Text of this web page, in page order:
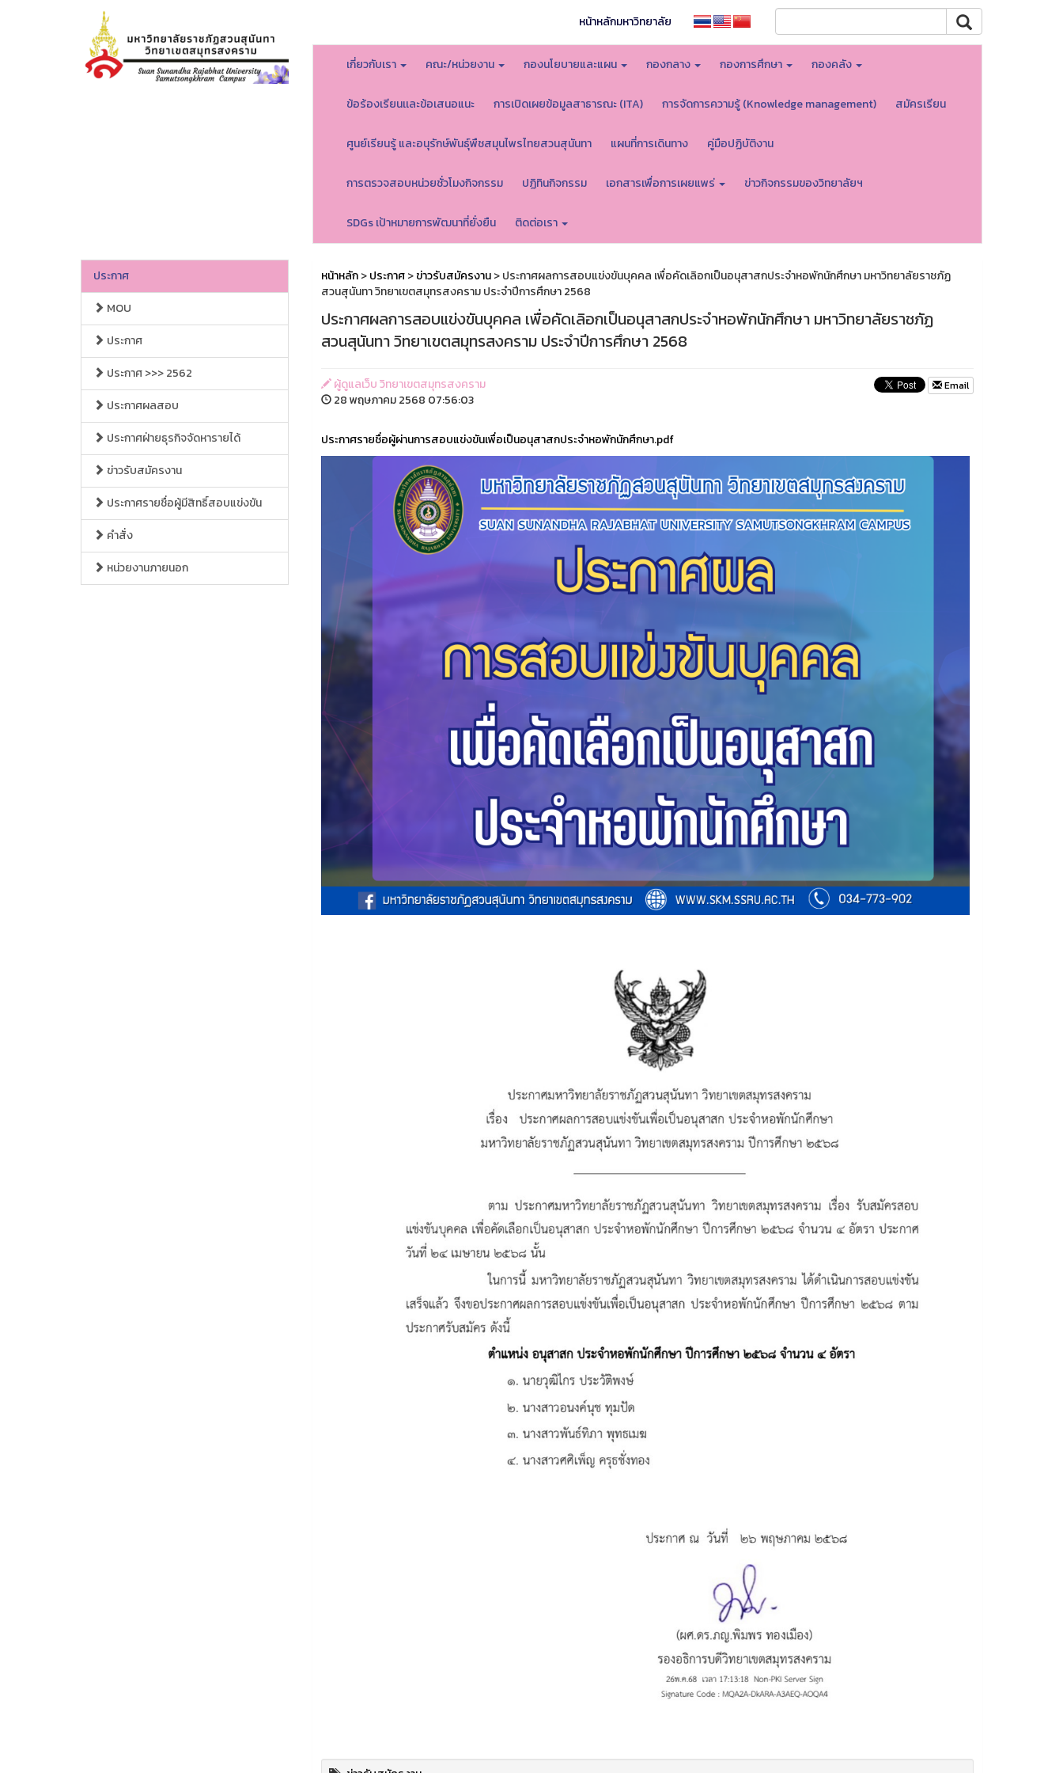
หน้าหลักมหาวิทยาลัย
เกี่ยวกับเรา คณะ/หน่วยงาน กองนโยบายและแผน กองกลาง กองการศึกษา กองคลัง
ข้อร้องเรียนเเละข้อเสนอแนะ การเปิดเผยข้อมูลสาธารณะ (ITA) การจัดการความรู้ (Knowledge management) สมัครเรียน
ศูนย์เรียนรู้ และอนุรักษ์พันธุ์พืชสมุนไพรไทยสวนสุนันทา แผนที่การเดินทาง คู่มือปฏิบัติงาน
การตรวจสอบหน่วยชั่วโมงกิจกรรม ปฏิทินกิจกรรม เอกสารเพื่อการเผยแพร่ ข่าวกิจกรรมของวิทยาลัยฯ
SDGs เป้าหมายการพัฒนาที่ยั่งยืน ติดต่อเรา
ประกาศ
MOU
ประกาศ
ประกาศ >>> 2562
ประกาศผลสอบ
ประกาศฝ่ายธุรกิจจัดหารายได้
ข่าวรับสมัครงาน
ประกาศรายชื่อผู้มีสิทธิ์สอบแข่งขัน
คำสั่ง
หน่วยงานภายนอก
หน้าหลัก>ประกาศ>ข่าวรับสมัครงาน> ประกาศผลการสอบแข่งขันบุคคล เพื่อคัดเลิอกเป็นอนุสาสกประจำหอพักนักศึกษา มหาวิทยาลัยราชภัฏ
สวนสุนันทา วิทยาเขตสมุทรสงคราม ประจำปีการศึกษา 2568
ประกาศผลการสอบแข่งขันบุคคล เพื่อคัดเลิอกเป็นอนุสาสกประจำหอพักนักศึกษา มหาวิทยาลัยราชภัฏ
สวนสุนันทา วิทยาเขตสมุทรสงคราม ประจำปีการศึกษา 2568
ผู้ดูแลเว็บ วิทยาเขตสมุทรสงคราม
28 พฤษภาคม 2568 07:56:03
Email
ประกาศรายชื่อผู้ผ่านการสอบแข่งขันเพื่อเป็นอนุสาสกประจำหอพักนักศึกษา.pdf